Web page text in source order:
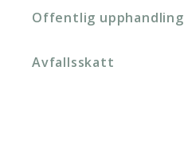
Offentlig upphandling
Avfallsskatt